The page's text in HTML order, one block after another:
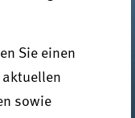
Sie einen
aktuellen
sowie